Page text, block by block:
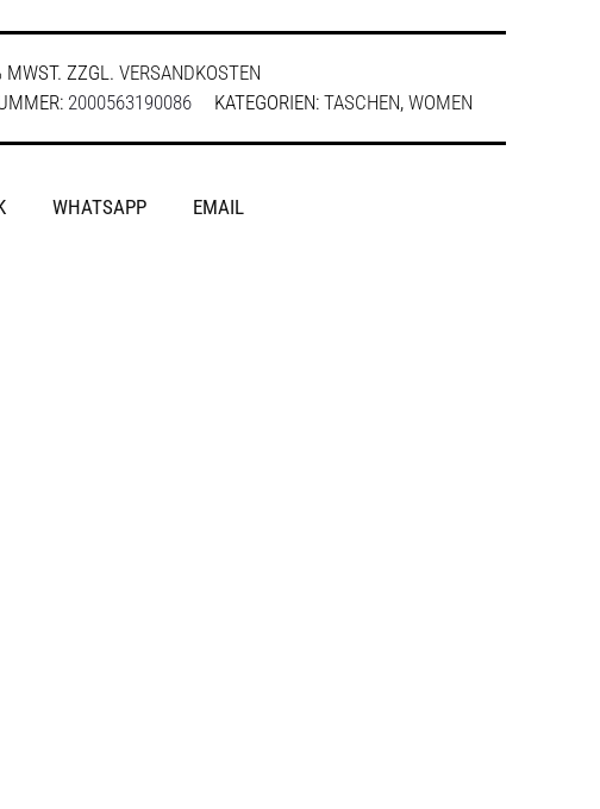
MWST. ZZGL. VERSANDKOSTEN
2000563190086 KATEGORIEN: TASCHEN, WOMEN
WHATSAPP EMAIL